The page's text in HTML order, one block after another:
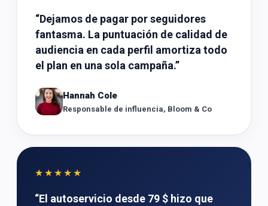
“Dejamos de pagar por seguidores
fantasma. La puntuación de calidad de
audiencia en cada perfil amortiza todo
el plan en una sola campaña.”
Hannah Cole
Responsable de influencia, Bloom & Co
★★★★★
“El autoservicio desde 79 $ hizo que